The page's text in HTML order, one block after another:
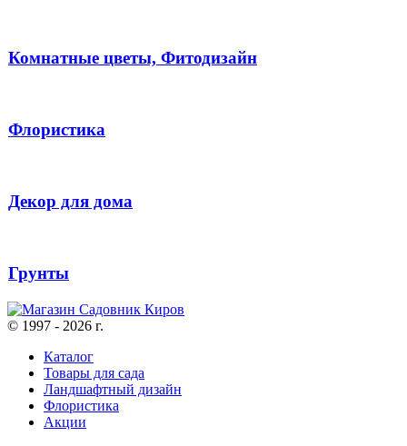
Комнатные цветы, Фитодизайн
Флористика
Декор для дома
Грунты
© 1997 - 2026 г.
Каталог
Товары для сада
Ландшафтный дизайн
Флористика
Акции